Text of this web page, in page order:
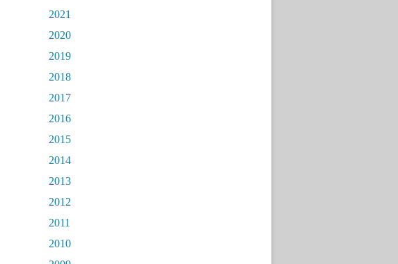
2021
2020
2019
2018
2017
2016
2015
2014
2013
2012
2011
2010